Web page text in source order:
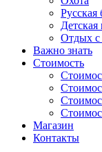
Русская
Отдых
Важно знать
Стоимость
Магазин
Контакты